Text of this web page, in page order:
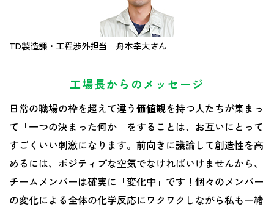
TD製造課・工程渉外担当 舟本幸大さん
工場長からのメッセージ
日常の職場の枠を超えて違う価値観を持つ人たちが集まっ
て「一つの決まった何か」をすることは、お互いにとって
すごくいい刺激になります。前向きに議論して創造性を高
めるには、ポジティブな空気でなければいけませんから、
チームメンバーは確実に「変化中」です！個々のメンバー
の変化による全体の化学反応にワクワクしながら私も一緒